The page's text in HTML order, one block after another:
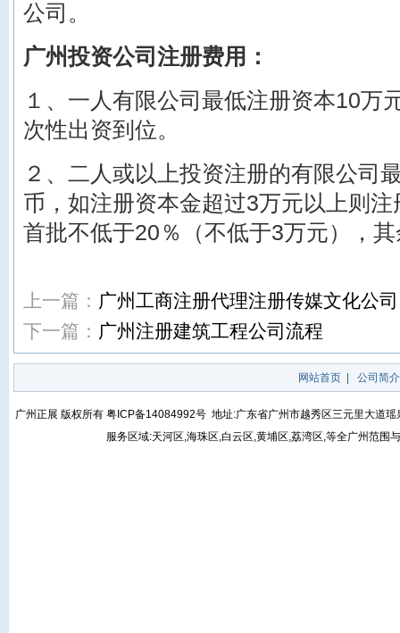
公司。
广州投资公司注册费用：
１、一人有限公司最低注册资本10万
次性出资到位。
２、二人或以上投资注册的有限公司
币，如注册资本金超过3万元以上则
首批不低于20％（不低于3万元），
上一篇： 广州工商注册代理注册传媒文化公司
下一篇： 广州注册建筑工程公司流程
网站首页 公司简介
广州正展 版权所有 粤ICP备14084992号 地址:广东省广州市越秀区三元里大道
服务区域:天河区,海珠区,白云区,黄埔区,荔湾区,等全广州范围与